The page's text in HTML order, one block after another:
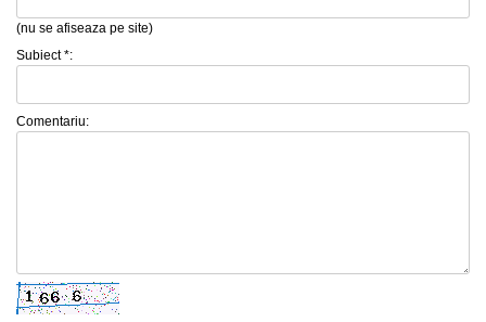
(nu se afiseaza pe site)
Subiect *:
Comentariu: